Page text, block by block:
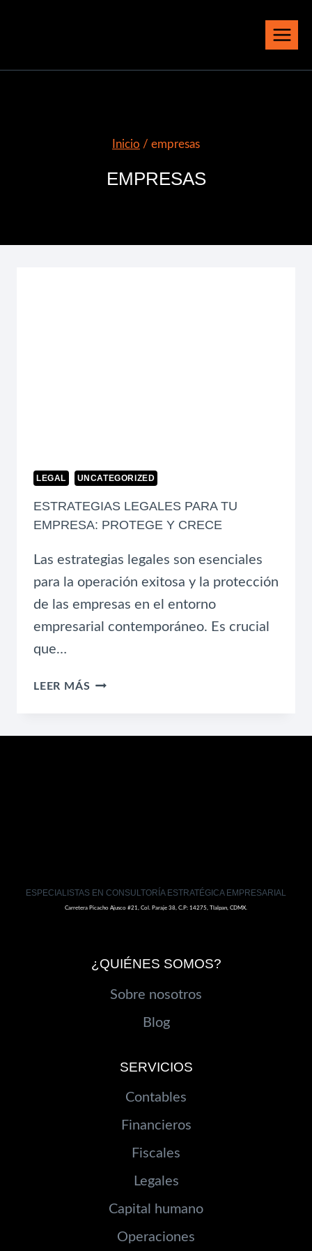
Inicio / empresas
EMPRESAS
LEGAL UNCATEGORIZED
ESTRATEGIAS LEGALES PARA TU
EMPRESA: PROTEGE Y CRECE
Las estrategias legales son esenciales
para la operación exitosa y la protección
de las empresas en el entorno
empresarial contemporáneo. Es crucial
que…
LEER MÁS ESTRATEGIAS
TU
ESPECIALISTAS EN CONSULTORÍA ESTRATÉGICA EMPRESARIAL
Carretera Picacho Ajusco #21, Col. Paraje 38, C.P: 14275, Tlalpan, CDMX.
¿QUIÉNES SOMOS?
Sobre nosotros
Blog
SERVICIOS
Contables
Financieros
Fiscales
Legales
Capital humano
Operaciones